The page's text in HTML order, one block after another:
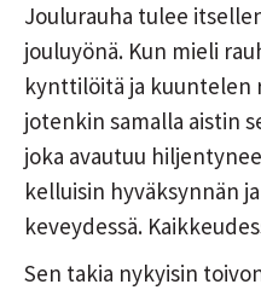
Joulurauha tulee
jouluyönä. Kun mieli
kynttilöitä ja kuuntelen
jotenkin samalla aistin
joka avautuu
kelluisin hyväksynnän
keveydessä.
Sen takia nykyisin